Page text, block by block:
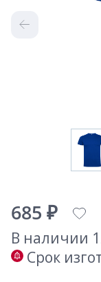
685 ₽
В наличии
Срок